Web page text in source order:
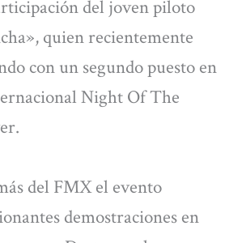
del joven piloto
quien recientemente
con un segundo puesto en
Night Of The
del FMX el evento
demostraciones en